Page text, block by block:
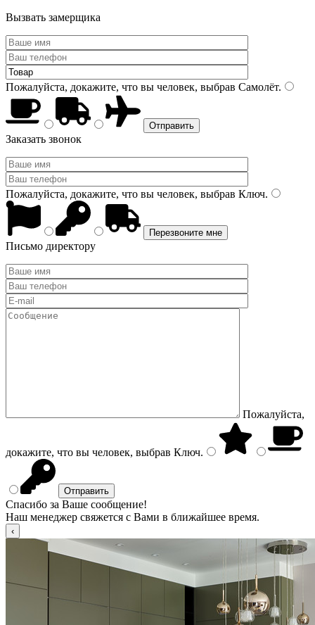
Вызвать замерщика
Пожалуйста, докажите, что вы человек, выбрав Самолёт.
Заказать звонок
Пожалуйста, докажите, что вы человек, выбрав Ключ.
Письмо директору
Пожалуйста,
докажите, что вы человек, выбрав Ключ.
Спасибо за Ваше сообщение!
Наш менеджер свяжется с Вами в ближайшее время.